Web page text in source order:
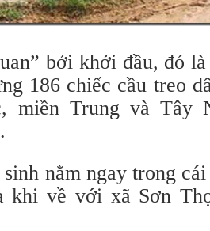
bởi khởi đầu, đó
186 chiếc cầu treo
miền Trung và Tây
nằm ngay trong
khi về với xã Sơn